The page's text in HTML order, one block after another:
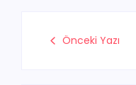
Önceki Yazı